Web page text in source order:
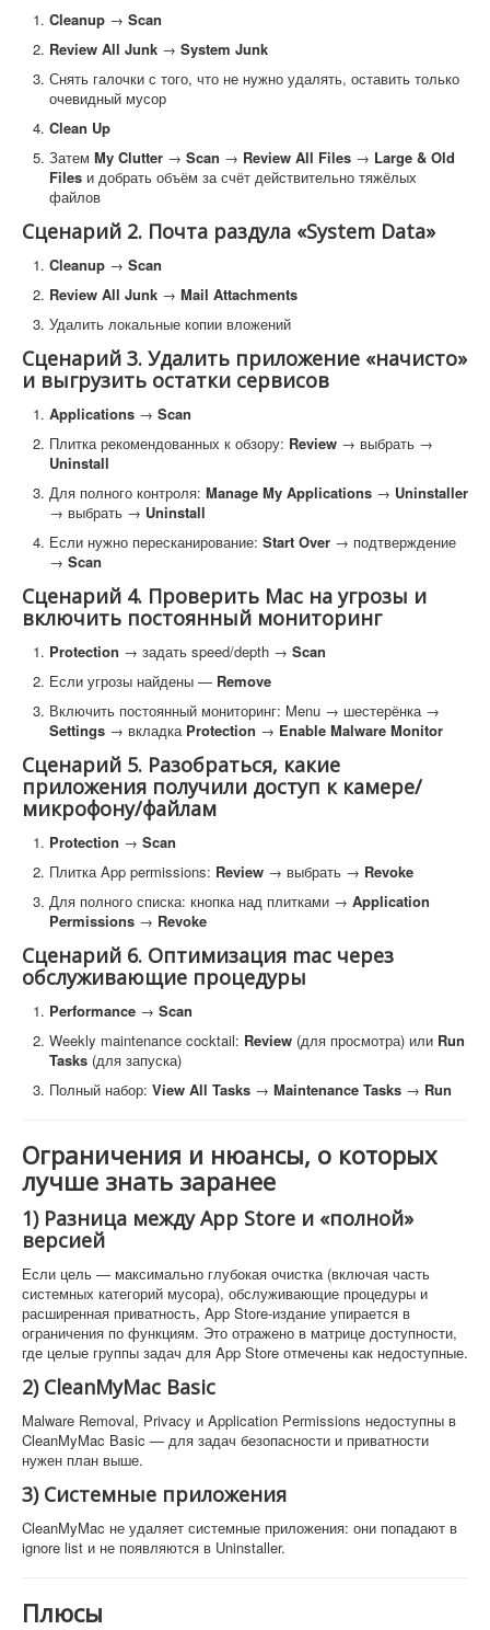
Cleanup → Scan
Review All Junk → System Junk
Снять галочки с того, что не нужно удалять, оставить только
очевидный мусор
Clean Up
Затем My Clutter → Scan → Review All Files → Large & Old
Files и добрать объём за счёт действительно тяжёлых
файлов
Сценарий 2. Почта раздула «System Data»
Cleanup → Scan
Review All Junk → Mail Attachments
Удалить локальные копии вложений
Сценарий 3. Удалить приложение «начисто»
и выгрузить остатки сервисов
Applications → Scan
Плитка рекомендованных к обзору: Review → выбрать →
Uninstall
Для полного контроля: Manage My Applications → Uninstaller
→ выбрать → Uninstall
Если нужно пересканирование: Start Over → подтверждение
→ Scan
Сценарий 4. Проверить Mac на угрозы и
включить постоянный мониторинг
Protection → задать speed/depth → Scan
Если угрозы найдены — Remove
Включить постоянный мониторинг: Menu → шестерёнка →
Settings → вкладка Protection → Enable Malware Monitor
Сценарий 5. Разобраться, какие
приложения получили доступ к камере/
микрофону/файлам
Protection → Scan
Плитка App permissions: Review → выбрать → Revoke
Для полного списка: кнопка над плитками → Application
Permissions → Revoke
Сценарий 6. Оптимизация mac через
обслуживающие процедуры
Performance → Scan
Weekly maintenance cocktail: Review (для просмотра) или Run
Tasks (для запуска)
Полный набор: View All Tasks → Maintenance Tasks → Run
Ограничения и нюансы, о которых
лучше знать заранее
1) Разница между App Store и «полной»
версией
Если цель — максимально глубокая очистка (включая часть
системных категорий мусора), обслуживающие процедуры и
расширенная приватность, App Store-издание упирается в
ограничения по функциям. Это отражено в матрице доступности,
где целые группы задач для App Store отмечены как недоступные.
2) CleanMyMac Basic
Malware Removal, Privacy и Application Permissions недоступны в
CleanMyMac Basic — для задач безопасности и приватности
нужен план выше.
3) Системные приложения
CleanMyMac не удаляет системные приложения: они попадают в
ignore list и не появляются в Uninstaller.
Плюсы